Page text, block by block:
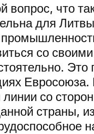
вопрос, что
для
со
Это
линии со
страны,